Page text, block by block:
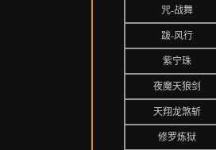
咒-战舞
跋-风行
紫宁珠
夜魔天狼剑
天翔龙煞斩
修罗炼狱